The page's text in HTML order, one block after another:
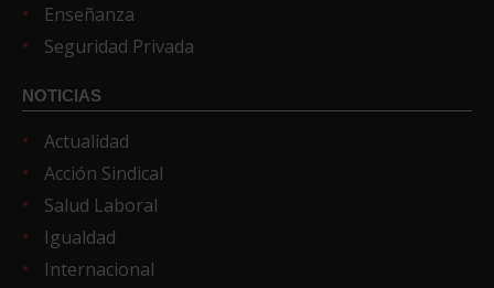
Enseñanza
Seguridad Privada
NOTICIAS
Actualidad
Acción Sindical
Salud Laboral
Igualdad
Internacional